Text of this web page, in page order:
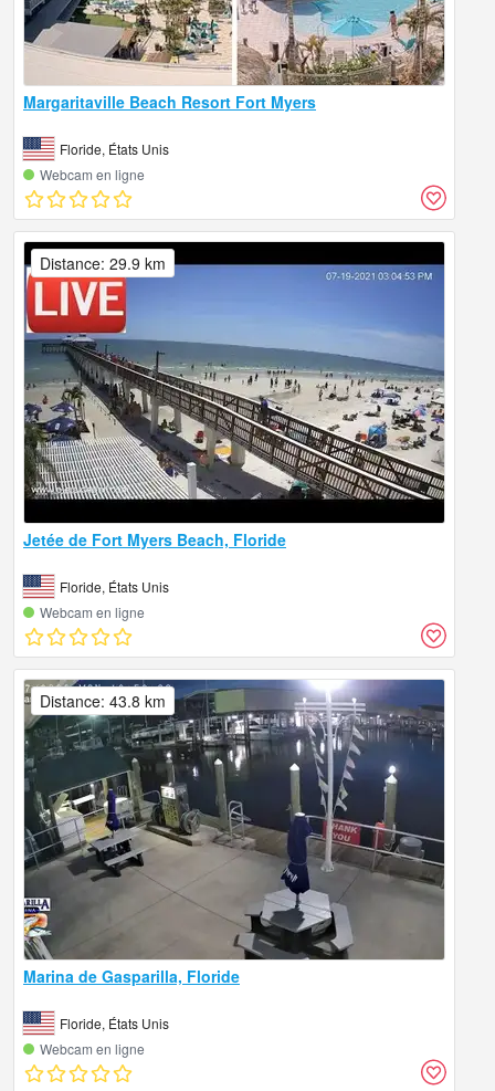
Margaritaville Beach Resort Fort Myers
Floride, États Unis
Webcam en ligne
Jetée de Fort Myers Beach, Floride
Floride, États Unis
Webcam en ligne
Distance: 29.9 km
Marina de Gasparilla, Floride
Floride, États Unis
Webcam en ligne
Distance: 43.8 km